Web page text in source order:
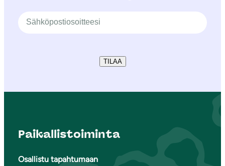
TILAA
Paikallistoiminta
Osallistu tapahtumaan